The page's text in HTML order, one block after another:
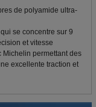
de polyamide ultra-
se concentre sur 9
et vitesse
permettant des
excellente traction et